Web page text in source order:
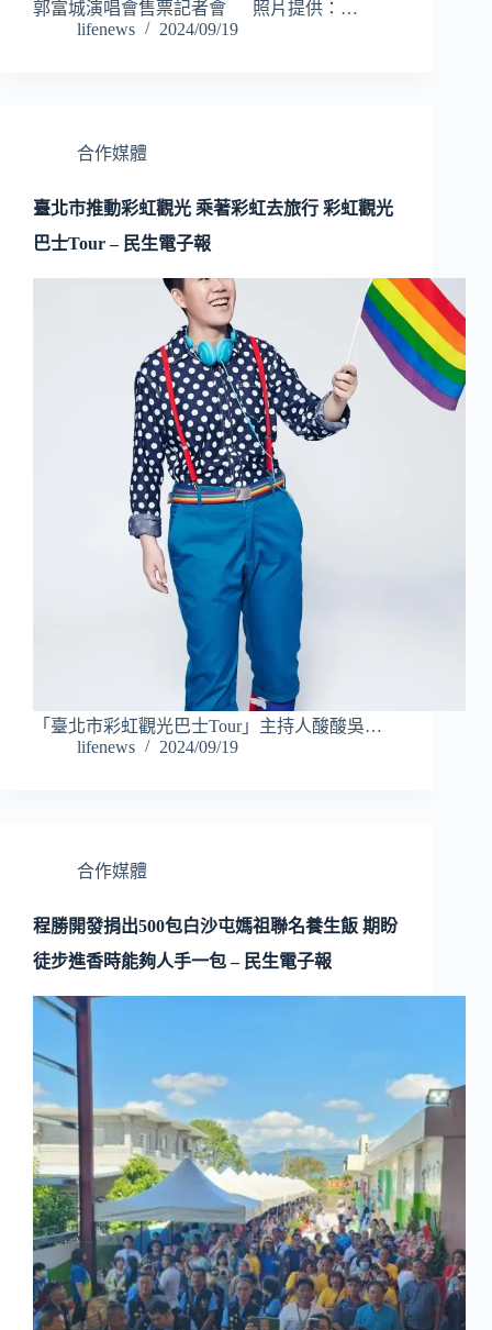
郭富城演唱會售票記者會 照片提供：…
lifenews
2024/09/19
合作媒體
臺北市推動彩虹觀光 乘著彩虹去旅行 彩虹觀光
巴士Tour – 民生電子報
「臺北市彩虹觀光巴士Tour」主持人酸酸吳…
lifenews
2024/09/19
合作媒體
程勝開發捐出500包白沙屯媽祖聯名養生飯 期盼
徒步進香時能夠人手一包 – 民生電子報